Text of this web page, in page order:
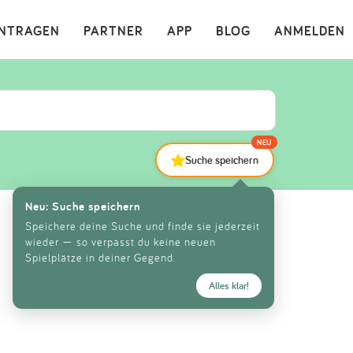
ANMELDEN
BLOG
APP
PARTNER ×
Suche speichern
NEU
Neu: Suche speichern
Speichere deine Suche und finde sie jederzeit
wieder — so verpasst du keine neuen
Spielplätze in deiner Gegend.
Alles klar!